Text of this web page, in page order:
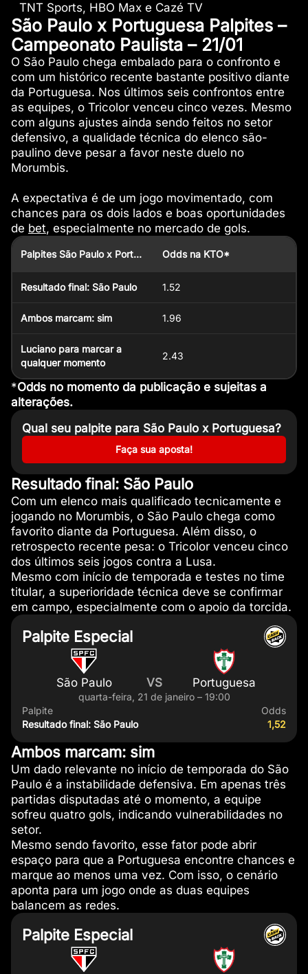
TNT Sports, HBO Max e Cazé TV
São Paulo x Portuguesa Palpites –
Campeonato Paulista – 21/01
O São Paulo chega embalado para o confronto e
com um histórico recente bastante positivo diante
da Portuguesa. Nos últimos seis confrontos entre
as equipes, o Tricolor venceu cinco vezes. Mesmo
com alguns ajustes ainda sendo feitos no setor
defensivo, a qualidade técnica do elenco são-
paulino deve pesar a favor neste duelo no
Morumbis.
A expectativa é de um jogo movimentado, com
chances para os dois lados e boas oportunidades
de bet, especialmente no mercado de gols.
Palpites São Paulo x Portuguesa Odds na KTO*
Resultado final: São Paulo 1.52
Ambos marcam: sim 1.96
Luciano para marcar a
qualquer momento
2.43
*Odds no momento da publicação e sujeitas a
alterações.
Qual seu palpite para São Paulo x Portuguesa?
Faça sua aposta!
Resultado final: São Paulo
Com um elenco mais qualificado tecnicamente e
jogando no Morumbis, o São Paulo chega como
favorito diante da Portuguesa. Além disso, o
retrospecto recente pesa: o Tricolor venceu cinco
dos últimos seis jogos contra a Lusa.
Mesmo com início de temporada e testes no time
titular, a superioridade técnica deve se confirmar
em campo, especialmente com o apoio da torcida.
Palpite Especial
São Paulo VS Portuguesa
quarta-feira, 21 de janeiro – 19:00
Palpite
Resultado final: São Paulo
Odds
1,52
Ambos marcam: sim
Um dado relevante no início de temporada do São
Paulo é a instabilidade defensiva. Em apenas três
partidas disputadas até o momento, a equipe
sofreu quatro gols, indicando vulnerabilidades no
setor.
Mesmo sendo favorito, esse fator pode abrir
espaço para que a Portuguesa encontre chances e
marque ao menos uma vez. Com isso, o cenário
aponta para um jogo onde as duas equipes
balancem as redes.
Palpite Especial